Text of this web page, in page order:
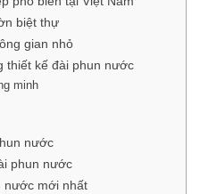
biệt thự
gian nhỏ
thiết kế đài phun nước
minh
nước
phun nước
nước mới nhất